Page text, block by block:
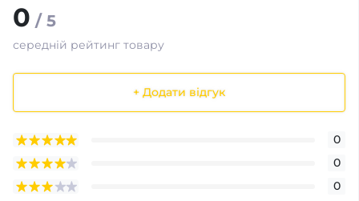
0 / 5
середній рейтинг товару
+ Додати відгук
0
0
0